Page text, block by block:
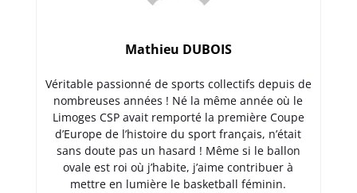
Mathieu DUBOIS
Véritable passionné de sports collectifs depuis de
nombreuses années ! Né la même année où le
Limoges CSP avait remporté la première Coupe
d’Europe de l’histoire du sport français, n’était
sans doute pas un hasard ! Même si le ballon
ovale est roi où j’habite, j’aime contribuer à
mettre en lumière le basketball féminin.